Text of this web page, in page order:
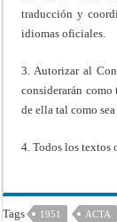
traducción y
idiomas oficiales.
3. Autorizar al
considerarán
de ella tal como
4. Todos los textos
Tags 1951 ACTA